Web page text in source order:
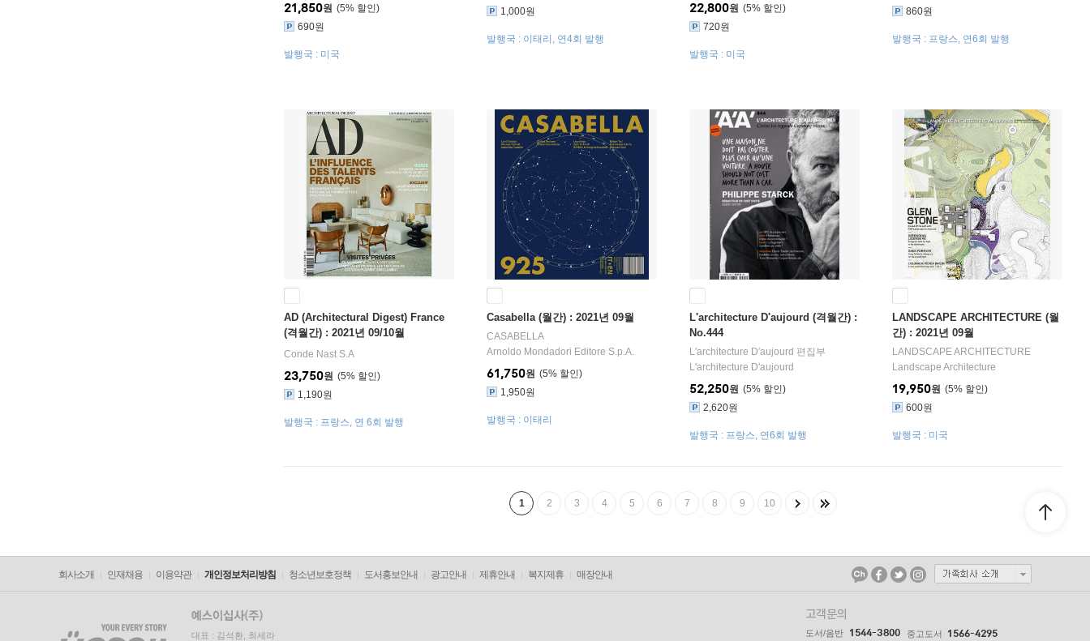
5%
21,850원
690원
발행국 : 미국
1,000원
발행국 : 이태리, 연4회 발행
5%
22,800원
720원
발행국 : 미국
860원
발행국 : 프랑스, 연6회 발행
AD (Architectural Digest) France
(격월간) : 2021년 09/10월
Conde Nast S.A
5%
23,750원
1,190원
발행국 : 프랑스, 연 6회 발행
Casabella (월간) : 2021년 09월
CASABELLA
Arnoldo Mondadori Editore S.p.A.
5%
61,750원
1,950원
발행국 : 이태리
L'architecture D'aujourd (격월간) :
No.444
L′architecture D′aujourd 편집부
L'architecture D'aujourd
5%
52,250원
2,620원
발행국 : 프랑스, 연6회 발행
LANDSCAPE ARCHITECTURE (월
간) : 2021년 09월
LANDSCAPE ARCHITECTURE
Landscape Architecture
5%
19,950원
600원
발행국 : 미국
1 2 3 4 5 6 7 8 9 10
회사소개 인재채용 이용약관 개인정보처리방침 청소년보호정책 도서홍보안내 광고안내 제휴안내 복지제휴 매장안내
대표 : 김석환, 최세라
고객문의
도서/음반 1544-3800 중고도서 1566-4295